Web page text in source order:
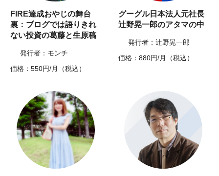
FIRE達成おやじの舞台
裏：ブログでは語りきれ
ない投資の葛藤と生原稿
発行者：モンチ
価格：550円/月（税込）
グーグル日本法人元社長
辻野晃一郎のアタマの中
発行者：辻野晃一郎
価格：880円/月（税込）